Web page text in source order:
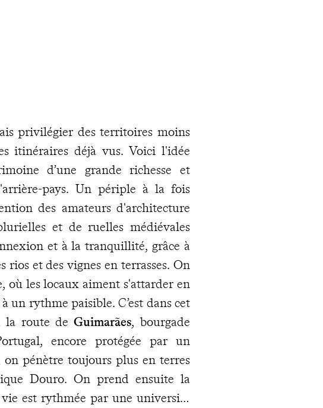
privilégier des territoires moins
itinéraires déjà vus. Voici l'idée
d’une grande richesse et
pays. Un périple à la fois
des amateurs d'architecture
et de ruelles médiévales
et à la tranquillité, grâce à
rios et des vignes en terrasses. On
les locaux aiment s'attarder en
un rythme paisible. C’est dans cet
la route de Guimarães, bourgade
encore protégée par un
on pénètre toujours plus en terres
Douro. On prend ensuite la
est rythmée par une université